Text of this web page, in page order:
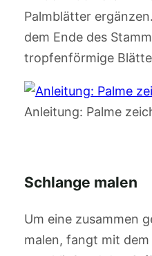
Palmblätter
dem Ende des
tropfenförmige
Anleitung: Palme
Schlange malen
Um eine zusammen
malen, fangt mit